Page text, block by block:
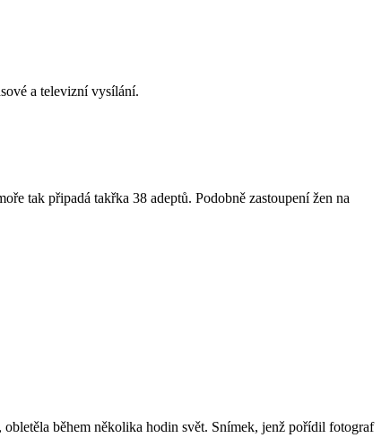
a televizní vysílání.
tak připadá takřka 38 adeptů. Podobně zastoupení žen na
během několika hodin svět. Snímek, jenž pořídil fotograf